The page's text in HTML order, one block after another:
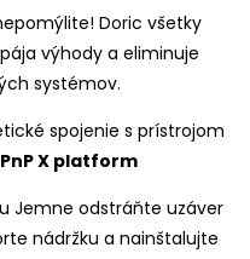
Doric všetky
výhody a eliminuje
systémov.
spojenie s prístrojom
X platform